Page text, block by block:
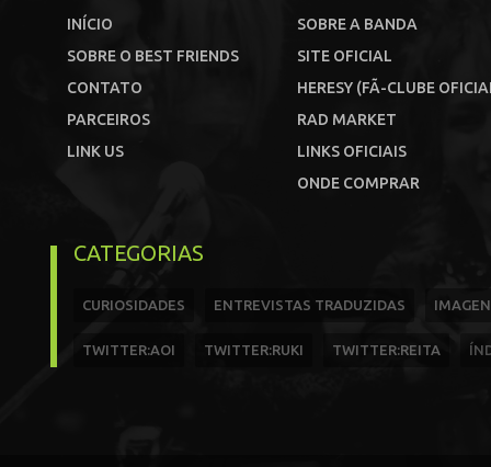
INÍCIO
SOBRE O BEST FRIENDS
CONTATO
PARCEIROS
LINK US
SOBRE A BANDA
SITE OFICIAL
HERESY (FÃ-CLUBE
RAD MARKET
LINKS OFICIAIS
ONDE COMPRAR
CATEGORIAS
CURIOSIDADES ENTREVISTAS TRADUZIDAS
TWITTER:AOI TWITTER:RUKI TWITTER:REITA